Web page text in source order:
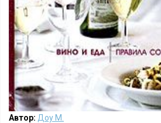
Автор: Доу М.